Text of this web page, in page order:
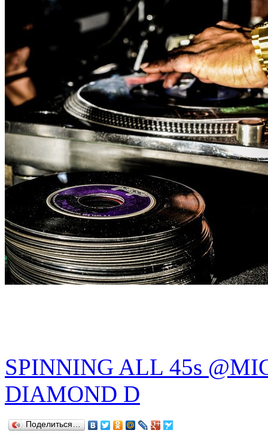
SPINNING ALL 45s
DIAMOND D
Поделиться…